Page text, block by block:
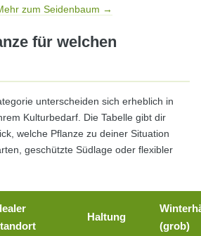
zum Seidenbaum →
für welchen
unterscheiden sich erheblich in
Kulturbedarf. Die Tabelle gibt dir
welche Pflanze zu deiner Situation
geschützte Südlage oder flexibler
Haltung
(grob)